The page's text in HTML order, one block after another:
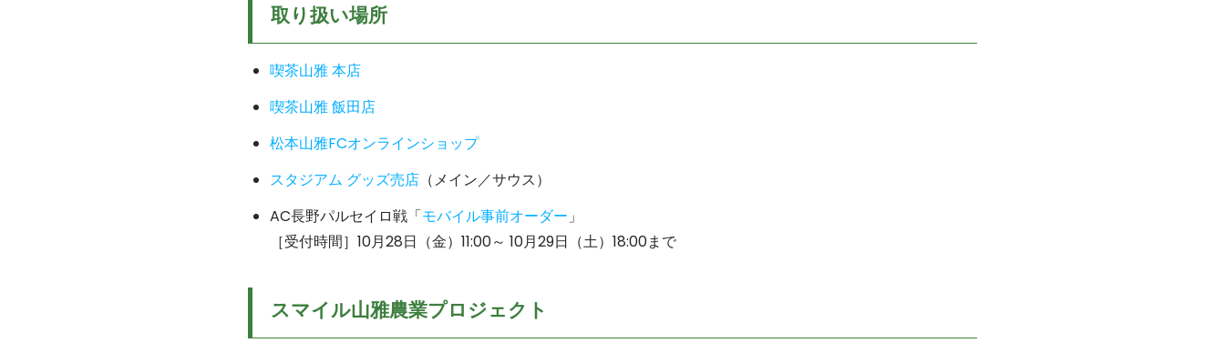
取り扱い場所
喫茶山雅 本店
喫茶山雅 飯田店
松本山雅FCオンラインショップ
スタジアム グッズ売店 （メイン／サウス）
AC長野パルセイロ戦「モバイル事前オーダー」
［受付時間］10月28日（金）11:00～ 10月29日（土）18:00まで
スマイル山雅農業プロジェクト